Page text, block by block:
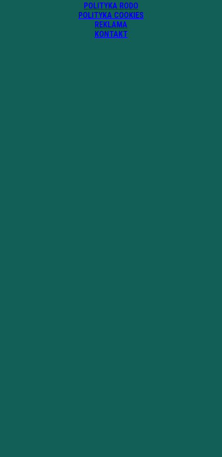
POLITYKA RODO
POLITYKA COOKIES
REKLAMA
KONTAKT